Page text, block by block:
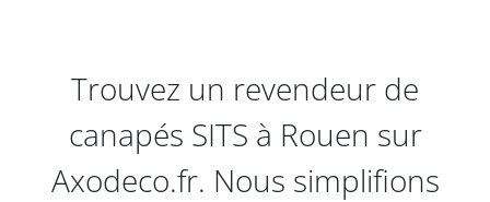
Trouvez un revendeur de
canapés SITS à Rouen sur
Axodeco.fr. Nous simplifions